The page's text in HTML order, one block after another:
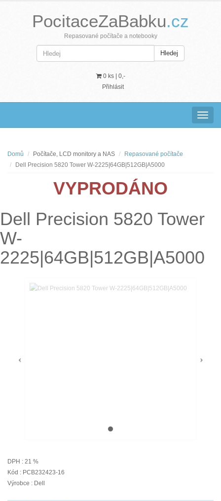
PocitaceZaBabku.cz
Repasované počítače a notebooky
Hledej
0 ks | 0,-
Přihlásit
Domů Počítače, LCD monitory a NAS
Repasované počítače
Dell Precision 5820 Tower W-2225|64GB|512GB|A5000
VYPRODÁNO
Dell Precision 5820 Tower
W-
2225|64GB|512GB|A5000
DPH : 21 %
Kód : PCB232423-16
Výrobce : Dell